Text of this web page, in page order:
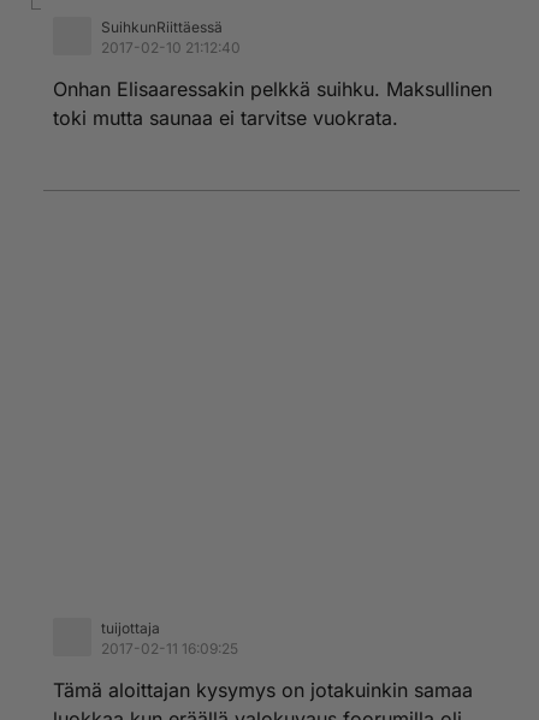
SuihkunRiittäessä
2017-02-10 21:12:40
Onhan Elisaaressakin pelkkä suihku. Maksullinen
toki mutta saunaa ei tarvitse vuokrata.
tuijottaja
2017-02-11 16:09:25
Tämä aloittajan kysymys on jotakuinkin samaa